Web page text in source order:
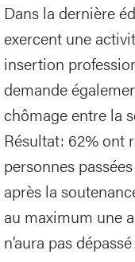
Dans la dernière
exercent une
insertion
demande
chômage entre la
Résultat: 62% ont
personnes
après la
au maximum une
n’aura pas